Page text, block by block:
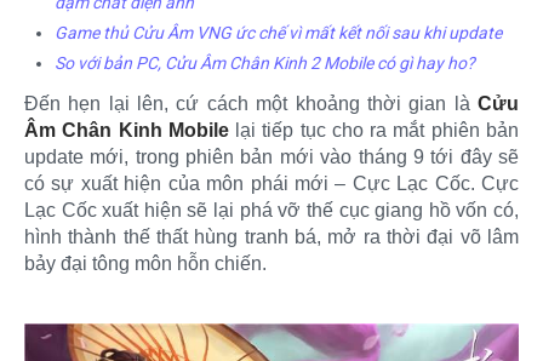
Game thủ Cửu Âm VNG ức chế vì mất kết nối sau khi update
So với bản PC, Cửu Âm Chân Kinh 2 Mobile có gì hay ho?
Đến hẹn lại lên, cứ cách một khoảng thời gian là Cửu
Âm Chân Kinh Mobilelại tiếp tục cho ra mắt phiên bản
update mới, trong phiên bản mới vào tháng 9 tới đây sẽ
có sự xuất hiện của môn phái mới – Cực Lạc Cốc. Cực
Lạc Cốc xuất hiện sẽ lại phá vỡ thế cục giang hồ vốn có,
hình thành thế thất hùng tranh bá, mở ra thời đại võ lâm
bảy đại tông môn hỗn chiến.